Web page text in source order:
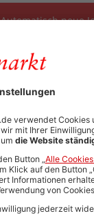
Automatisch neue